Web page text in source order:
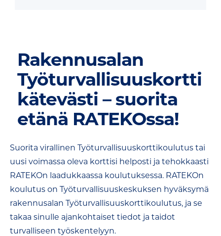
Rakennusalan
Työturvallisuuskortti
kätevästi – suorita
etänä RATEKOssa!
Suorita virallinen Työturvallisuuskorttikoulutus tai
uusi voimassa oleva korttisi helposti ja tehokkaasti
RATEKOn laadukkaassa koulutuksessa. RATEKOn
koulutus on Työturvallisuuskeskuksen hyväksymä
rakennusalan Työturvallisuuskorttikoulutus, ja se
takaa sinulle ajankohtaiset tiedot ja taidot
turvalliseen työskentelyyn.